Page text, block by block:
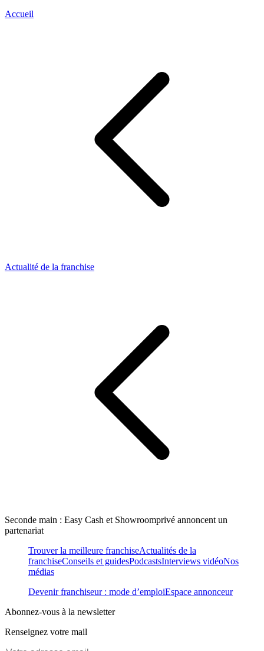
Accueil
Actualité de la franchise
Seconde main : Easy Cash et Showroomprivé annoncent un
partenariat
Trouver la meilleure franchiseActualités de la
franchiseConseils et guidesPodcastsInterviews vidéoNos
médias
Devenir franchiseur : mode d’emploiEspace annonceur
Abonnez-vous à la newsletter
Renseignez votre mail